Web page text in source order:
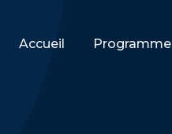
Accueil Programme